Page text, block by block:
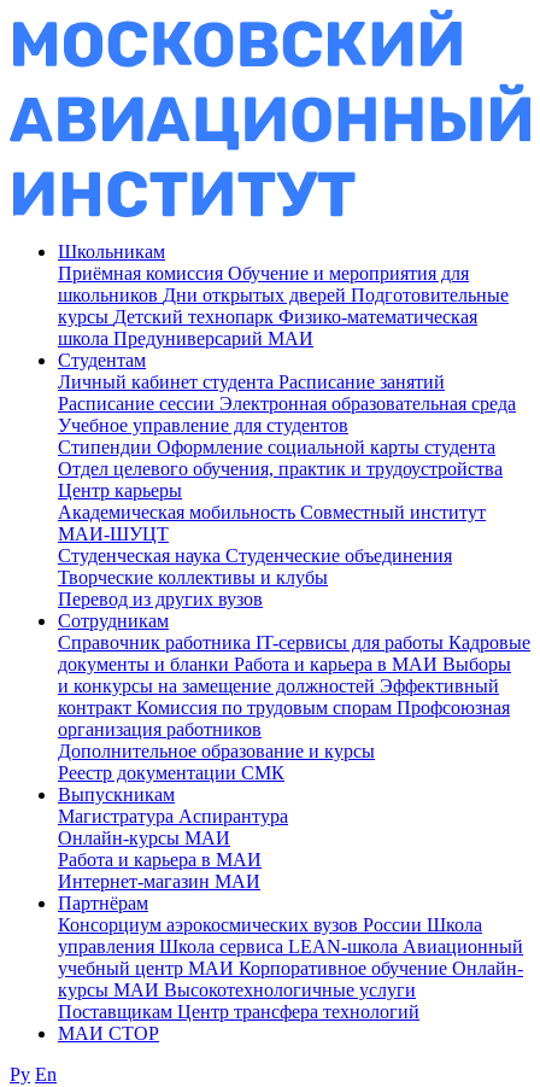
Школьникам
Приёмная комиссия Обучение и мероприятия для
школьников Дни открытых дверей Подготовительные
курсы Детский технопарк Физико-математическая
школа Предуниверсарий МАИ
Студентам
Личный кабинет студента Расписание занятий
Расписание сессии Электронная образовательная среда
Учебное управление для студентов
Стипендии Оформление социальной карты студента
Отдел целевого обучения, практик и трудоустройства
Центр карьеры
Академическая мобильность Совместный институт
МАИ-ШУЦТ
Студенческая наука Студенческие объединения
Творческие коллективы и клубы
Перевод из других вузов
Сотрудникам
Cправочник работника IT-сервисы для работы Кадровые
документы и бланки Работа и карьера в МАИ Выборы
и конкурсы на замещение должностей Эффективный
контракт Комиссия по трудовым спорам Профсоюзная
организация работников
Дополнительное образование и курсы
Реестр документации СМК
Выпускникам
Магистратура Аспирантура
Онлайн-курсы МАИ
Работа и карьера в МАИ
Интернет-магазин МАИ
Партнёрам
Консорциум аэрокосмических вузов России Школа
управления Школа сервиса LEAN-школа Авиационный
учебный центр МАИ Корпоративное обучение Онлайн-
курсы МАИ Высокотехнологичные услуги
Поставщикам Центр трансфера технологий
МАИ СТОР
Ру En